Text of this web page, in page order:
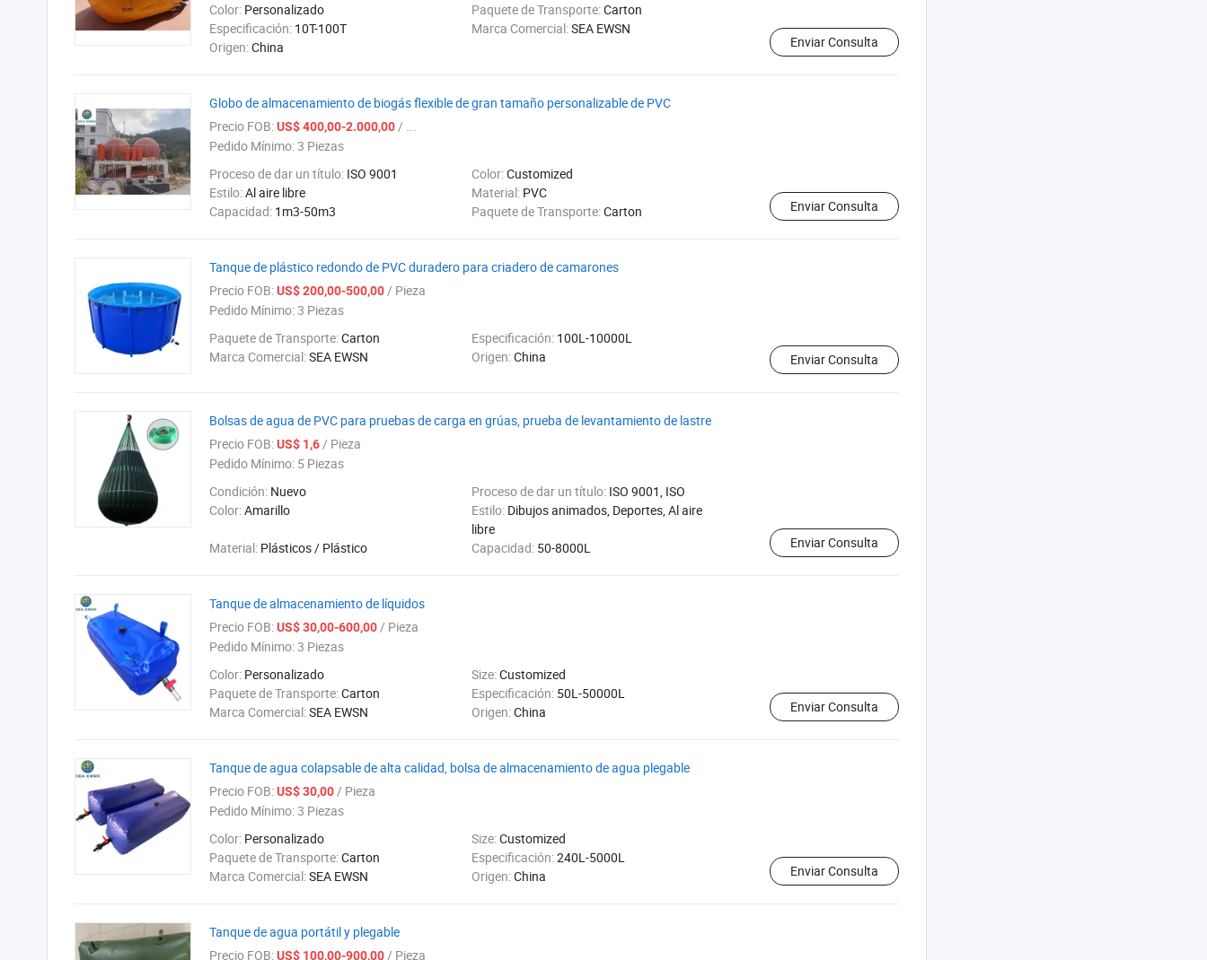
Color: Personalizado Paquete de Transporte:Carton
Especificación: 10T-100T Marca Comercial:SEA EWSN
Origen:China Enviar Consulta
Globo de almacenamiento de biogás flexible de gran tamaño personalizable de PVC
Precio FOB:US$ 400,00-2.000,00/ ...
Pedido Mínimo:3 Piezas
Proceso de dar un título: ISO 9001 Color:Customized
Estilo:Al aire libre Material: PVC
Capacidad: 1m3-50m3 Paquete de Transporte:Carton Enviar Consulta
Tanque de plástico redondo de PVC duradero para criadero de camarones
Precio FOB:US$ 200,00-500,00/ Pieza
Pedido Mínimo:3 Piezas
Paquete de Transporte:Carton Especificación: 100L-10000L
Marca Comercial:SEA EWSN Origen:China Enviar Consulta
Bolsas de agua de PVC para pruebas de carga en grúas, prueba de levantamiento de lastre
Precio FOB:US$ 1,6/ Pieza
Pedido Mínimo: 5 Piezas
Condición: Nuevo Proceso de dar un título: ISO 9001, ISO
Color:Amarillo Estilo: Dibujos animados, Deportes, Al aire
libre
Material: Plásticos / Plástico Capacidad: 50-8000L Enviar Consulta
Tanque de almacenamiento de líquidos
Precio FOB:US$ 30,00-600,00/ Pieza
Pedido Mínimo:3 Piezas
Color: Personalizado Size:Customized
Paquete de Transporte:Carton Especificación: 50L-50000L
Marca Comercial:SEA EWSN Origen:China Enviar Consulta
Tanque de agua colapsable de alta calidad, bolsa de almacenamiento de agua plegable
Precio FOB:US$ 30,00/ Pieza
Pedido Mínimo:3 Piezas
Color: Personalizado Size:Customized
Paquete de Transporte:Carton Especificación:240L-5000L
Marca Comercial:SEA EWSN Origen:China Enviar Consulta
Tanque de agua portátil y plegable
Precio FOB:US$ 100,00-900,00/ Pieza